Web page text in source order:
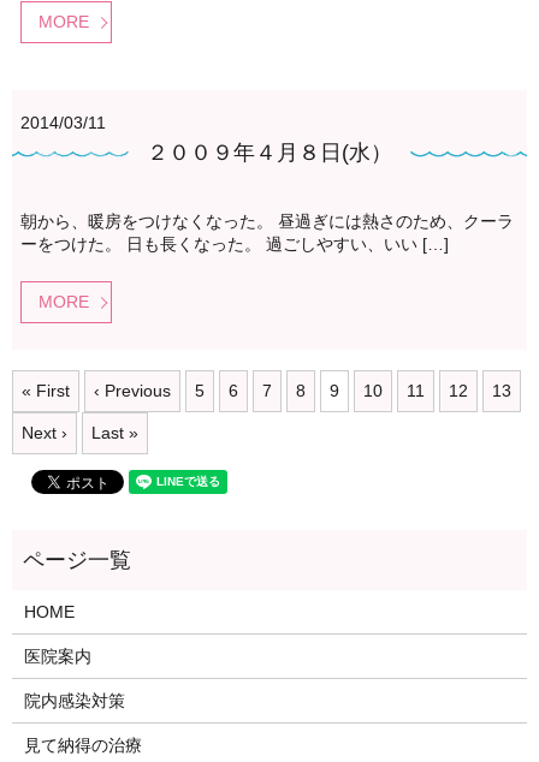
MORE
2014/03/11
２００９年４月８日(水）
朝から、暖房をつけなくなった。 昼過ぎには熱さのため、クーラ
ーをつけた。 日も長くなった。 過ごしやすい、いい […]
MORE
« First ‹ Previous 5 6 7 8 9 10 11 12 13
Next › Last »
HOME
医院案内
院内感染対策
見て納得の治療